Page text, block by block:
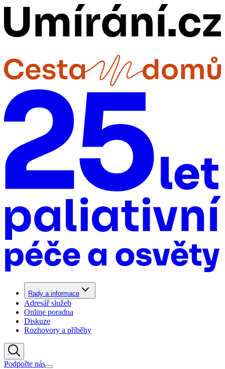
Rady a informace
Adresář služeb
Online poradna
Diskuze
Rozhovory a příběhy
Podpořte nás